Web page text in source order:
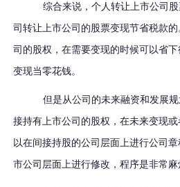
综合来说，个人转让上市公司
司转让上市公司的股票变现节省税款
司的股权，在需要变现的时候可以省
变现当零花钱。
但是从公司的未来融资和发展
接持有上市公司的股权，在未来变现
以在间接持股的公司层面上进行公司
市公司层面上进行修改，程序是非常麻